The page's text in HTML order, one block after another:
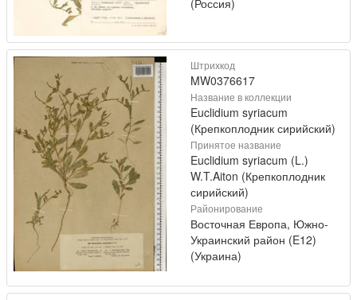
Штрихкод
MW0376617
Название в коллекции
Euclidium syriacum
(Крепкоплодник сирийский)
Принятое название
Euclidium syriacum (L.)
W.T.Aiton (Крепкоплодник
сирийский)
Районирование
Восточная Европа, Южно-
Украинский район (E12)
(Украина)